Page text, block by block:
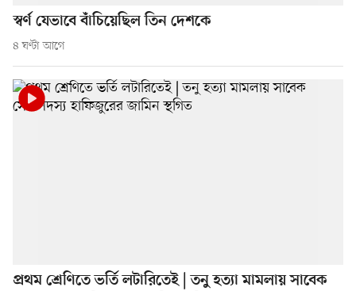
স্বর্ণ যেভাবে বাঁচিয়েছিল তিন দেশকে
৪ ঘণ্টা আগে
প্রথম শ্রেণিতে ভর্তি লটারিতেই | তনু হত্যা মামলায় সাবেক